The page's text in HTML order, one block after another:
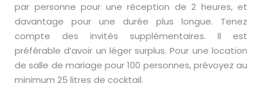
par personne pour une réception de 2 heures, et
davantage pour une durée plus longue. Tenez
compte des invités supplémentaires. Il est
préférable d’avoir un léger surplus. Pour une location
de salle de mariage pour 100 personnes, prévoyez au
minimum 25 litres de cocktail.